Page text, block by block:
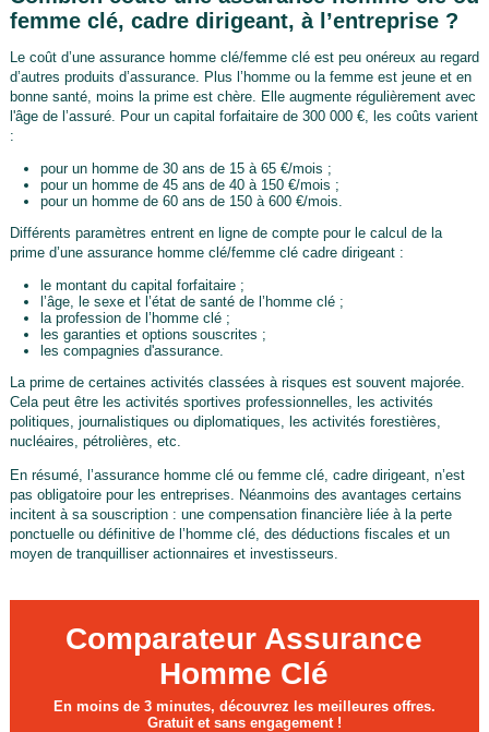
femme clé, cadre dirigeant, à l’entreprise ?
Le coût d’une assurance homme clé/femme clé est peu onéreux au regard
d’autres produits d’assurance. Plus l’homme ou la femme est jeune et en
bonne santé, moins la prime est chère. Elle augmente régulièrement avec
l'âge de l’assuré. Pour un capital forfaitaire de 300 000 €, les coûts varient
:
pour un homme de 30 ans de 15 à 65 €/mois ;
pour un homme de 45 ans de 40 à 150 €/mois ;
pour un homme de 60 ans de 150 à 600 €/mois.
Différents paramètres entrent en ligne de compte pour le calcul de la
prime d’une assurance homme clé/femme clé cadre dirigeant :
le montant du capital forfaitaire ;
l’âge, le sexe et l’état de santé de l’homme clé ;
la profession de l’homme clé ;
les garanties et options souscrites ;
les compagnies d'assurance.
La prime de certaines activités classées à risques est souvent majorée.
Cela peut être les activités sportives professionnelles, les activités
politiques, journalistiques ou diplomatiques, les activités forestières,
nucléaires, pétrolières, etc.
En résumé, l’assurance homme clé ou femme clé, cadre dirigeant, n’est
pas obligatoire pour les entreprises. Néanmoins des avantages certains
incitent à sa souscription : une compensation financière liée à la perte
ponctuelle ou définitive de l’homme clé, des déductions fiscales et un
moyen de tranquilliser actionnaires et investisseurs.
Comparateur Assurance
Homme Clé
En moins de 3 minutes, découvrez les meilleures offres.
Gratuit et sans engagement !